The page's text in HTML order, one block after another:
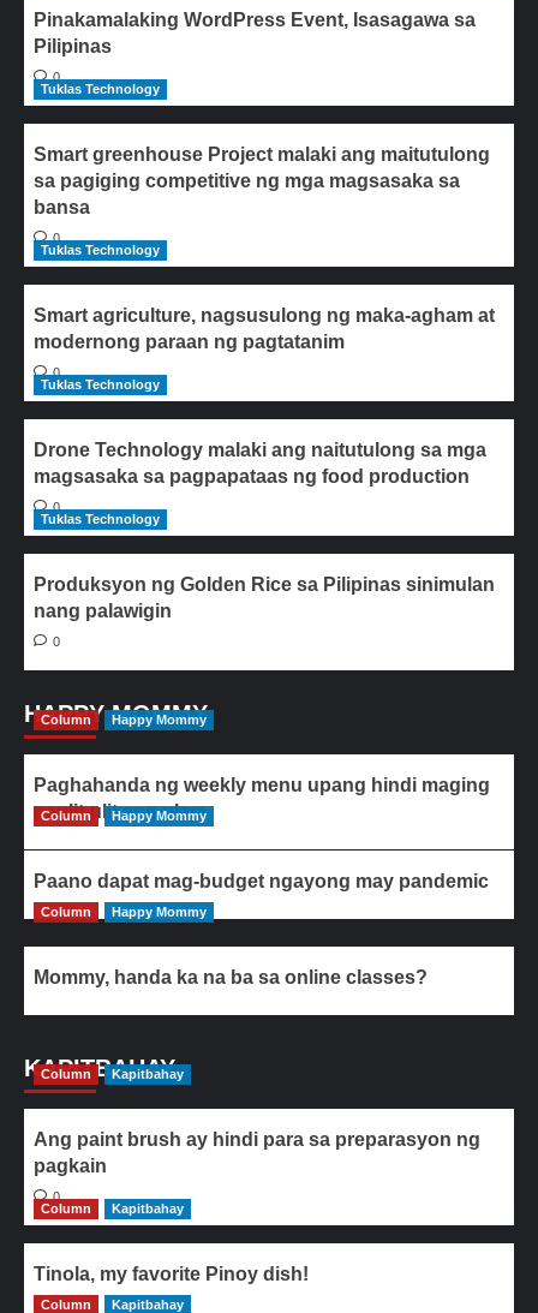
Pinakamalaking WordPress Event, Isasagawa sa
Pilipinas
0
Tuklas Technology
Smart greenhouse Project malaki ang maitutulong
sa pagiging competitive ng mga magsasaka sa
bansa
0
Tuklas Technology
Smart agriculture, nagsusulong ng maka-agham at
modernong paraan ng pagtatanim
0
Tuklas Technology
Drone Technology malaki ang naitutulong sa mga
magsasaka sa pagpapataas ng food production
0
Tuklas Technology
Produksyon ng Golden Rice sa Pilipinas sinimulan
nang palawigin
0
HAPPY MOMMY
Column Happy Mommy
Paghahanda ng weekly menu upang hindi maging
paulit-ulit ang ulam
Column Happy Mommy
Paano dapat mag-budget ngayong may pandemic
Column Happy Mommy
Mommy, handa ka na ba sa online classes?
KAPITBAHAY
Column Kapitbahay
Ang paint brush ay hindi para sa preparasyon ng
pagkain
0
Column
Kapitbahay
Tinola, my favorite Pinoy dish!
0
Column Kapitbahay